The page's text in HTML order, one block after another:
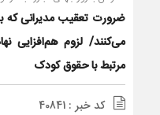
ضرورت تعقیب مدیرانی که
می‌‌کنند/ لزوم هم‌افزایی
مرتبط با حقوق کودک
کد خبر : 40841